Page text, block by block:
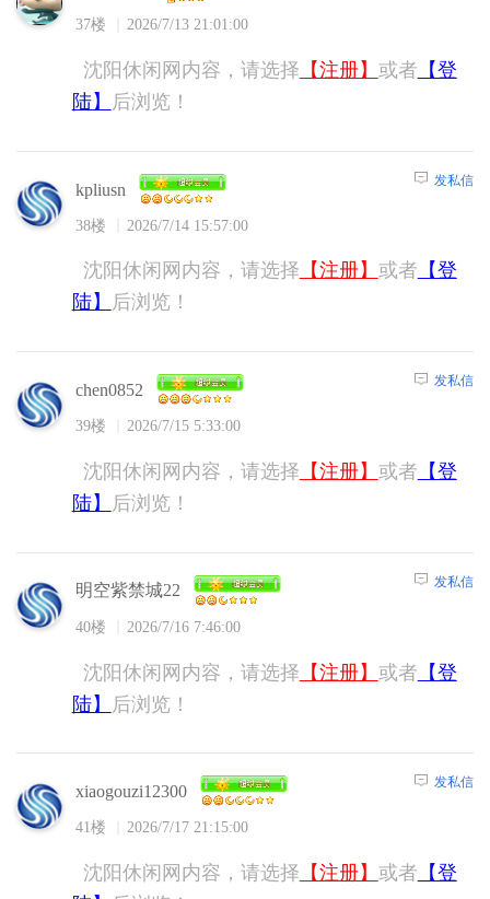
37楼 2026/7/13 21:01:00
沈阳休闲网内容，请选择 【注册】 或者 【登
陆】
后浏览！
kpliusn
38楼 2026/7/14 15:57:00
发私信
沈阳休闲网内容，请选择 【注册】 或者 【登
陆】
后浏览！
chen0852
39楼 2026/7/15 5:33:00
发私信
沈阳休闲网内容，请选择 【注册】 或者 【登
陆】
后浏览！
明空紫禁城22
40楼 2026/7/16 7:46:00
发私信
沈阳休闲网内容，请选择 【注册】 或者 【登
陆】
后浏览！
xiaogouzi12300
41楼 2026/7/17 21:15:00
发私信
沈阳休闲网内容，请选择 【注册】 或者 【登